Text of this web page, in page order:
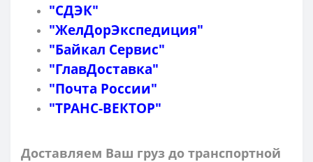
"СДЭК"
"ЖелДорЭкспедиция"
"Байкал Сервис"
"ГлавДоставка"
"Почта России"
"ТРАНС-ВЕКТОР"
Доставляем Ваш груз до транспортной